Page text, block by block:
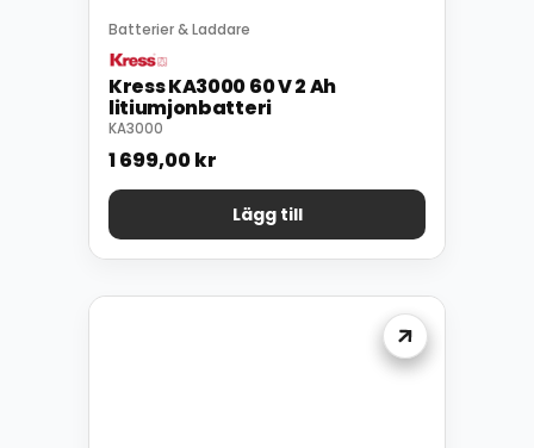
Batterier & Laddare
Kress KA3000 60 V 2 Ah
litiumjonbatteri
KA3000
1 699,00kr
Lägg till